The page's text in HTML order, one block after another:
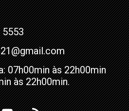
5553
07h00min às 22h00min
às 22h00min.